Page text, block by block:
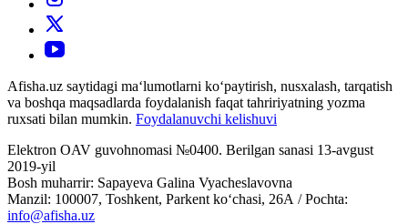
Afisha.uz saytidagi ma‘lumotlarni ko‘paytirish, nusxalash, tarqatish
va boshqa maqsadlarda foydalanish faqat tahririyatning yozma
ruxsati bilan mumkin. Foydalanuvchi kelishuvi
Elektron OAV guvohnomasi №0400. Berilgan sanasi 13-avgust
2019-yil
Bosh muharrir: Sapayeva Galina Vyacheslavovna
Manzil: 100007, Toshkent, Parkent ko‘chasi, 26А / Pochta:
info@afisha.uz